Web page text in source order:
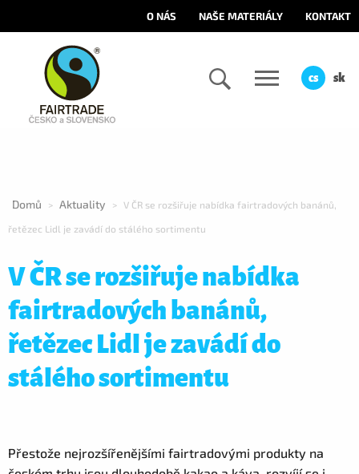
O NÁS NAŠE MATERIÁLY KONTAKT
cs sk
Domů > Aktuality > V ČR se rozšiřuje nabídka fairtradových banánů,
řetězec Lidl je zavádí do stálého sortimentu
V ČR se rozšiřuje nabídka
fairtradových banánů,
řetězec Lidl je zavádí do
stálého sortimentu
Přestože nejrozšířenějšími fairtradovými produkty na